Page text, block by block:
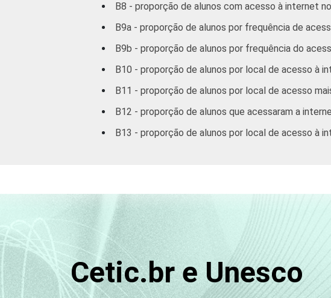
B8 - proporção de alunos com acesso à internet
B9a - proporção de alunos por frequência de
B9b - proporção de alunos por frequência do
B10 - proporção de alunos por local de acesso à
B11 - proporção de alunos por local de acesso
B12 - proporção de alunos que acessaram a
B13 - proporção de alunos por local de acesso à
Cetic.br e Unesco